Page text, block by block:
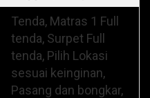
Tenda, Matras 1 Full
tenda, Surpet Full
tenda, Pilih Lokasi
sesuai keinginan,
Pasang dan bongkar,